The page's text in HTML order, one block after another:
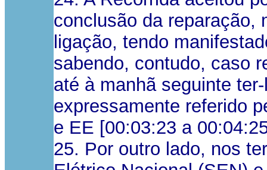
conclusão da reparação,
ligação, tendo
sabendo, contudo, caso
até à manhã seguinte
expressamente referido
e EE [00:03:23 a
25. Por outro lado, nos